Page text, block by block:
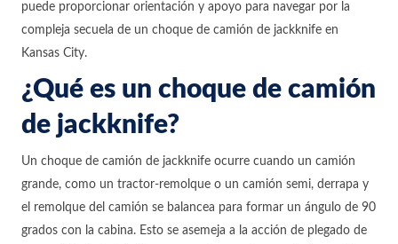
puede proporcionar orientación y apoyo para navegar por la
compleja secuela de un choque de camión de jackknife en
Kansas City.
¿Qué es un choque de camión
de jackknife?
Un choque de camión de jackknife ocurre cuando un camión
grande, como un tractor-remolque o un camión semi, derrapa y
el remolque del camión se balancea para formar un ángulo de 90
grados con la cabina. Esto se asemeja a la acción de plegado de